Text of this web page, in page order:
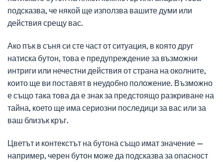
подсказва, че някой ще използва вашите думи или
действия срещу вас.
Ако пък в съня си сте част от ситуация, в която друг
натиска бутон, това е предупреждение за възможни
интриги или нечестни действия от страна на околните,
които ще ви поставят в неудобно положение. Възможно
е също така това да е знак за предстоящо разкриване на
тайна, което ще има сериозни последици за вас или за
ваш близък кръг.
Цветът и контекстът на бутона също имат значение —
например, черен бутон може да подсказва за опасност